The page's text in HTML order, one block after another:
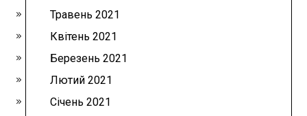
Травень 2021
Квітень 2021
Березень 2021
Лютий 2021
Січень 2021